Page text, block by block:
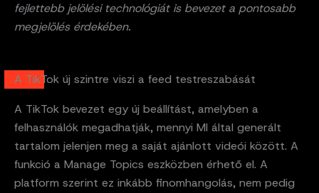
fejlettebb jelölési technológiát is bevezet a pontosabb
megjelölés érdekében.
A TikTok új szintre viszi a feed testreszabását
A TikTok bevezet egy új beállítást, amelyben a
felhasználók megadhatják, mennyi MI által generált
tartalom jelenjen meg a saját ajánlott videói között. A
funkció a Manage Topics eszközben érhető el. A
platform szerint ez inkább finomhangolás, nem pedig